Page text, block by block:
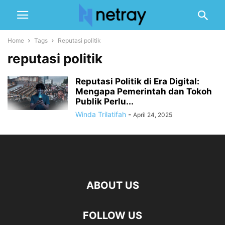
Home Tags Reputasi politik
reputasi politik
Reputasi Politik di Era Digital:
Mengapa Pemerintah dan Tokoh
Publik Perlu...
Winda Trilatifah - April 24, 2025
ABOUT US
FOLLOW US